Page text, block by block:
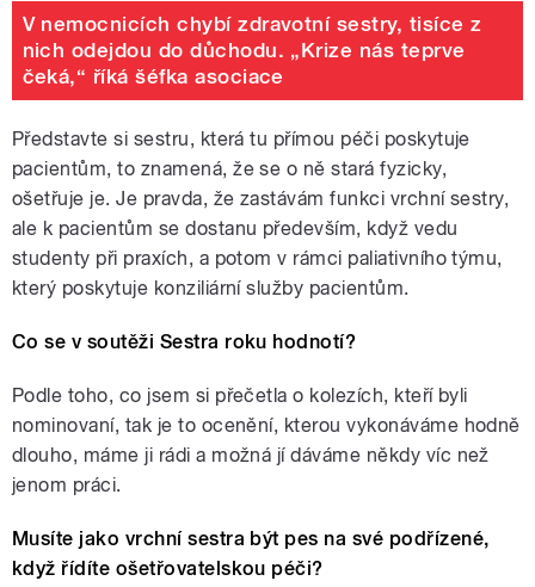
V nemocnicích chybí zdravotní sestry, tisíce z
nich odejdou do důchodu. „Krize nás teprve
čeká,“ říká šéfka asociace
Představte si sestru, která tu přímou péči poskytuje
pacientům, to znamená, že se o ně stará fyzicky,
ošetřuje je. Je pravda, že zastávám funkci vrchní sestry,
ale k pacientům se dostanu především, když vedu
studenty při praxích, a potom v rámci paliativního týmu,
který poskytuje konziliární služby pacientům.
Co se v soutěži Sestra roku hodnotí?
Podle toho, co jsem si přečetla o kolezích, kteří byli
nominovaní, tak je to ocenění, kterou vykonáváme hodně
dlouho, máme ji rádi a možná jí dáváme někdy víc než
jenom práci.
Musíte jako vrchní sestra být pes na své podřízené,
když řídíte ošetřovatelskou péči?